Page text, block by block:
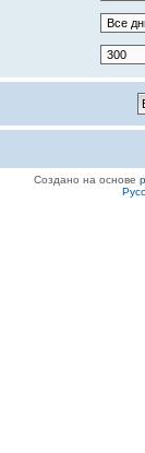
Создано на основе